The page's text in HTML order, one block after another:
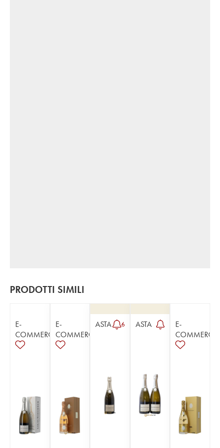
PRODOTTI SIMILI
E-
COMMERCE
E-
COMMERCE
ASTA 6 ASTA
E-
COMMERCE